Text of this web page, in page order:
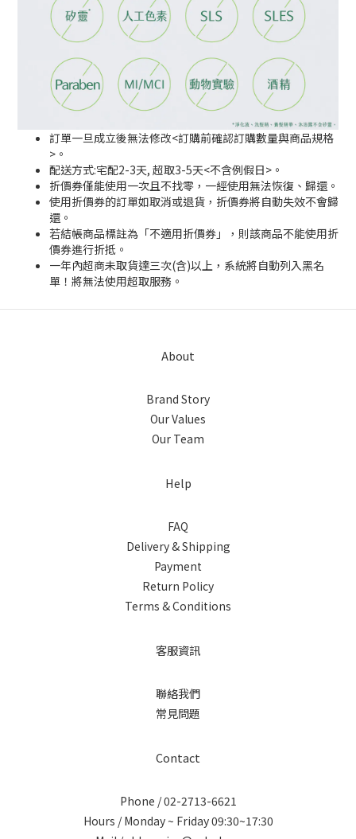
訂單一旦成立後無法修改<訂購前確認訂購數量與商品規格
>。
配送方式:宅配2-3天, 超取3-5天<不含例假日>。
折價券僅能使用一次且不找零，一經使用無法恢復、歸還。
使用折價券的訂單如取消或退貨，折價券將自動失效不會歸
還。
若結帳商品標註為「不適用折價券」，則該商品不能使用折
價券進行折抵。
一年內超商未取貨達三次(含)以上，系統將自動列入黑名
單！將無法使用超取服務。
About
Brand Story
Our Values
Our Team
Help
FAQ
Delivery & Shipping
Payment
Return Policy
Terms & Conditions
客服資訊
聯絡我們
常見問題
Contact
Phone / 02-2713-6621
Hours / Monday ~ Friday 09:30~17:30